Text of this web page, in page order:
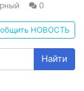
0
НОВОСТЬ
Найти